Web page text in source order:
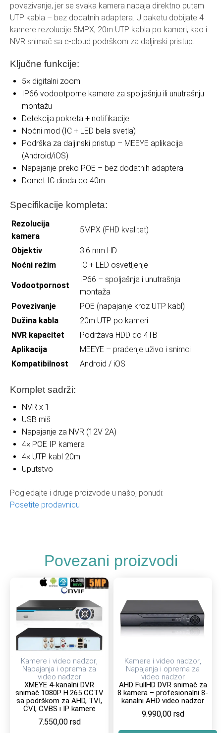
povezivanje, jer se svaka kamera napaja direktno putem
UTP kabla – bez dodatnih adaptera. U paketu dobijate 4
kamere rezolucije 5MPX, 20m UTP kabla po kameri, kao i
NVR snimač sa e-cloud podrškom za daljinski pristup.
Ključne funkcije:
5× digitalni zoom
IP66 vodootporne kamere za spoljašnju ili unutrašnju
montažu
Detekcija pokreta + notifikacije
Noćni mod (IC + LED bela svetla)
Podrška za daljinski pristup – MEEYE aplikacija
(Android/iOS)
Napajanje preko POE – bez dodatnih adaptera
Domet IC dioda do 40m
Specifikacije kompleta:
Rezolucija
kamera
5MPX (FHD kvalitet)
Objektiv
3.6 mm HD
Noćni režim
IC + LED osvetljenje
Vodootpornost
IP66 – spoljašnja i unutrašnja
montaža
Povezivanje
POE (napajanje kroz UTP kabl)
Dužina kabla
20m UTP po kameri
NVR kapacitet
Podržava HDD do 4TB
Aplikacija
MEEYE – praćenje uživo i snimci
Kompatibilnost
Android / iOS
Komplet sadrži:
NVR x 1
USB miš
Napajanje za NVR (12V 2A)
4× POE IP kamera
4× UTP kabl 20m
Uputstvo
Pogledajte i druge proizvode u našoj ponudi:
Posetite prodavnicu
Povezani proizvodi
Kamere i video nadzor,
Napajanja i oprema za
video nadzor
XMEYE 4-kanalni DVR
snimač 1080P H.265 CCTV
sa podrškom za AHD, TVI,
CVI, CVBS i IP kamere
7.550,00 rsd
Kamere i video nadzor,
Napajanja i oprema za
video nadzor
AHD FullHD DVR snimač za
8 kamera – profesionalni 8-
kanalni AHD video nadzor
9.990,00 rsd